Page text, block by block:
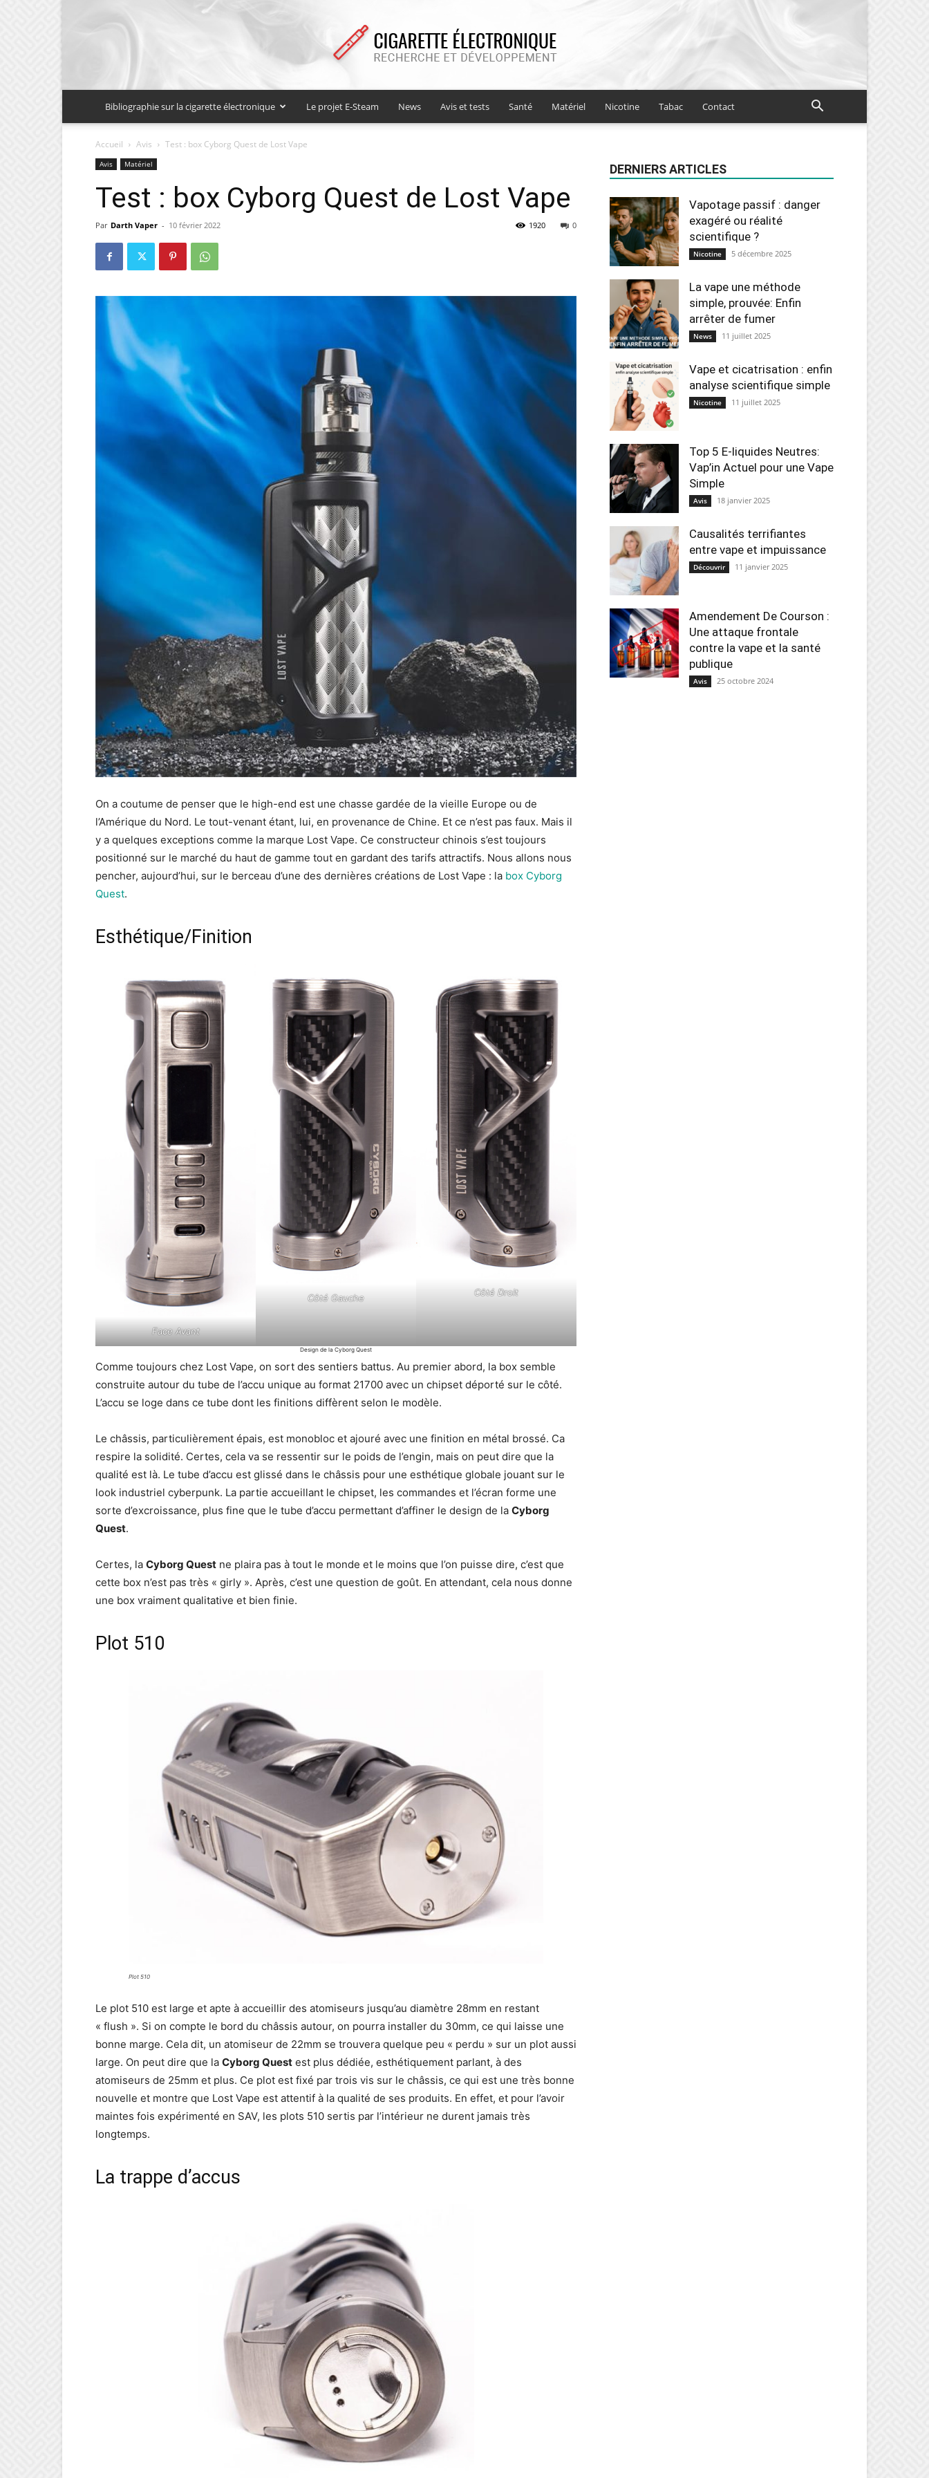
Cigarette
electronique
recherche
Bibliographie sur la cigarette électronique Le projet E-Steam News Avis et tests Santé Matériel Nicotine Tabac Contact
Accueil Avis Test : box Cyborg Quest de Lost Vape
Avis Matériel
Test : box Cyborg Quest de Lost Vape
Par Darth Vaper - 10 février 2022 0
1920
On a coutume de penser que le high-end est une chasse gardée de la vieille Europe ou de
l’Amérique du Nord. Le tout-venant étant, lui, en provenance de Chine. Et ce n’est pas faux. Mais il
y a quelques exceptions comme la marque Lost Vape. Ce constructeur chinois s’est toujours
positionné sur le marché du haut de gamme tout en gardant des tarifs attractifs. Nous allons nous
pencher, aujourd’hui, sur le berceau d’une des dernières créations de Lost Vape : la box Cyborg
Quest.
Esthétique/Finition
Face Avant
Côté Gauche Côté Droit
Design de la Cyborg Quest
Comme toujours chez Lost Vape, on sort des sentiers battus. Au premier abord, la box semble
construite autour du tube de l’accu unique au format 21700 avec un chipset déporté sur le côté.
L’accu se loge dans ce tube dont les finitions diffèrent selon le modèle.
Le châssis, particulièrement épais, est monobloc et ajouré avec une finition en métal brossé. Ca
respire la solidité. Certes, cela va se ressentir sur le poids de l’engin, mais on peut dire que la
qualité est là. Le tube d’accu est glissé dans le châssis pour une esthétique globale jouant sur le
look industriel cyberpunk. La partie accueillant le chipset, les commandes et l’écran forme une
sorte d’excroissance, plus fine que le tube d’accu permettant d’affiner le design de la Cyborg
Quest.
Certes, la Cyborg Quest ne plaira pas à tout le monde et le moins que l’on puisse dire, c’est que
cette box n’est pas très « girly ». Après, c’est une question de goût. En attendant, cela nous donne
une box vraiment qualitative et bien finie.
Plot 510
Plot 510
Le plot 510 est large et apte à accueillir des atomiseurs jusqu’au diamètre 28mm en restant
« flush ». Si on compte le bord du châssis autour, on pourra installer du 30mm, ce qui laisse une
bonne marge. Cela dit, un atomiseur de 22mm se trouvera quelque peu « perdu » sur un plot aussi
large. On peut dire que la Cyborg Quest est plus dédiée, esthétiquement parlant, à des
atomiseurs de 25mm et plus. Ce plot est fixé par trois vis sur le châssis, ce qui est une très bonne
nouvelle et montre que Lost Vape est attentif à la qualité de ses produits. En effet, et pour l’avoir
maintes fois expérimenté en SAV, les plots 510 sertis par l’intérieur ne durent jamais très
longtemps.
La trappe d’accus
DERNIERS ARTICLES
Vapotage passif : danger
exagéré ou réalité
scientifique ?
Nicotine 5 décembre 2025
La vape une méthode
simple, prouvée: Enfin
arrêter de fumer
News 11 juillet 2025
Vape et cicatrisation : enfin
analyse scientifique simple
Nicotine 11 juillet 2025
Top 5 E-liquides Neutres:
Vap’in Actuel pour une Vape
Simple
Avis 18 janvier 2025
Causalités terrifiantes
entre vape et impuissance
Découvrir 11 janvier 2025
Amendement De Courson :
Une attaque frontale
contre la vape et la santé
publique
Avis 25 octobre 2024